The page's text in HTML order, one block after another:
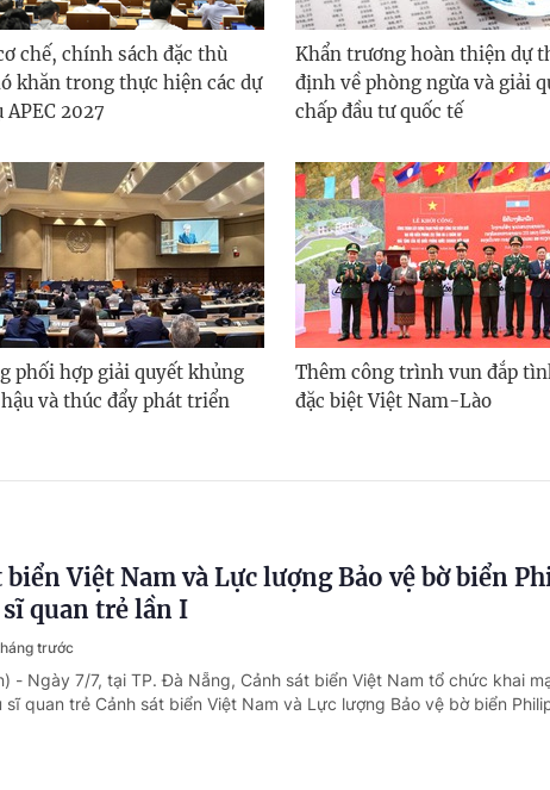
chế, chính sách đặc thù
khăn trong thực hiện các dự
2027
Khẩn trương hoàn thiện dự
định về phòng ngừa và giải
chấp đầu tư quốc tế
phối hợp giải quyết khủng
và thúc đẩy phát triển
Thêm công trình vun đắp
đặc biệt Việt Nam-Lào
biển Việt Nam và Lực lượng Bảo vệ bờ biển
quan trẻ lần I
trước
- Ngày 7/7, tại TP. Đà Nẵng, Cảnh sát biển Việt Nam tổ chức khai
sĩ quan trẻ Cảnh sát biển Việt Nam và Lực lượng Bảo vệ bờ biển